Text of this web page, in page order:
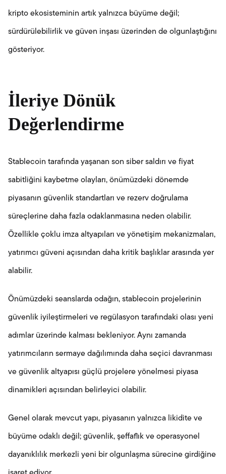
kripto ekosisteminin artık yalnızca büyüme değil;
sürdürülebilirlik ve güven inşası üzerinden de olgunlaştığını
gösteriyor.
İleriye Dönük
Değerlendirme
Stablecoin tarafında yaşanan son siber saldırı ve fiyat
sabitliğini kaybetme olayları, önümüzdeki dönemde
piyasanın güvenlik standartları ve rezerv doğrulama
süreçlerine daha fazla odaklanmasına neden olabilir.
Özellikle çoklu imza altyapıları ve yönetişim mekanizmaları,
yatırımcı güveni açısından daha kritik başlıklar arasında yer
alabilir.
Önümüzdeki seanslarda odağın, stablecoin projelerinin
güvenlik iyileştirmeleri ve regülasyon tarafındaki olası yeni
adımlar üzerinde kalması bekleniyor. Aynı zamanda
yatırımcıların sermaye dağılımında daha seçici davranması
ve güvenlik altyapısı güçlü projelere yönelmesi piyasa
dinamikleri açısından belirleyici olabilir.
Genel olarak mevcut yapı, piyasanın yalnızca likidite ve
büyüme odaklı değil; güvenlik, şeffaflık ve operasyonel
dayanıklılık merkezli yeni bir olgunlaşma sürecine girdiğine